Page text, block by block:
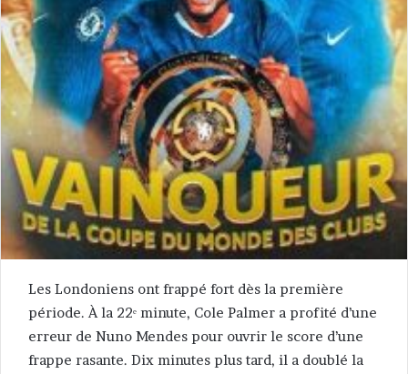
Les Londoniens ont frappé fort dès la première
période. À la 22ᵉ minute, Cole Palmer a profité d’une
erreur de Nuno Mendes pour ouvrir le score d’une
frappe rasante. Dix minutes plus tard, il a doublé la